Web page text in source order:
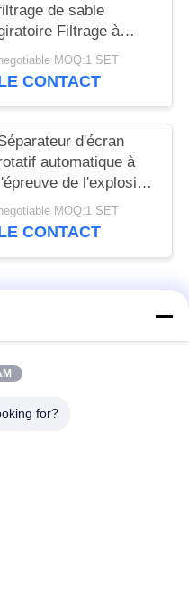
de sable
Filtrage à
grande capacité de
MOQ:1 SET
CONTACT
d'écran
automatique à
de l'explosion
pour la poudre
de silicium
MOQ:1 SET
CONTACT
Tamis rotatoire
for?